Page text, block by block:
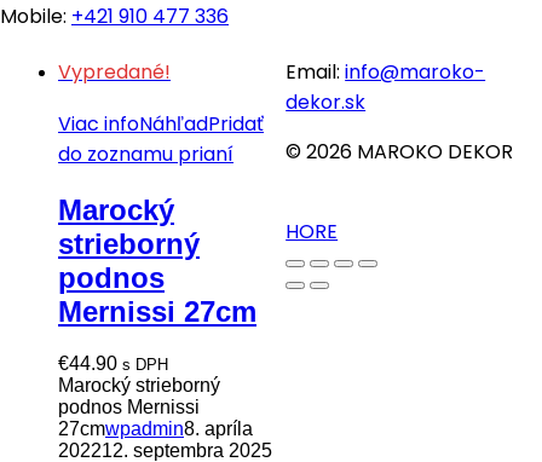
Vypredané!
Viac infoNáhľadPridať
do zoznamu prianí
Marocký
strieborný
podnos
Mernissi 27cm
€44.90 s DPH
Marocký strieborný
podnos Mernissi
27cmwpadmin8. apríla
202212. septembra 2025
Mobile: +421 910 477 336
Email:info@maroko-
dekor.sk
© 2026 MAROKO DEKOR
HORE